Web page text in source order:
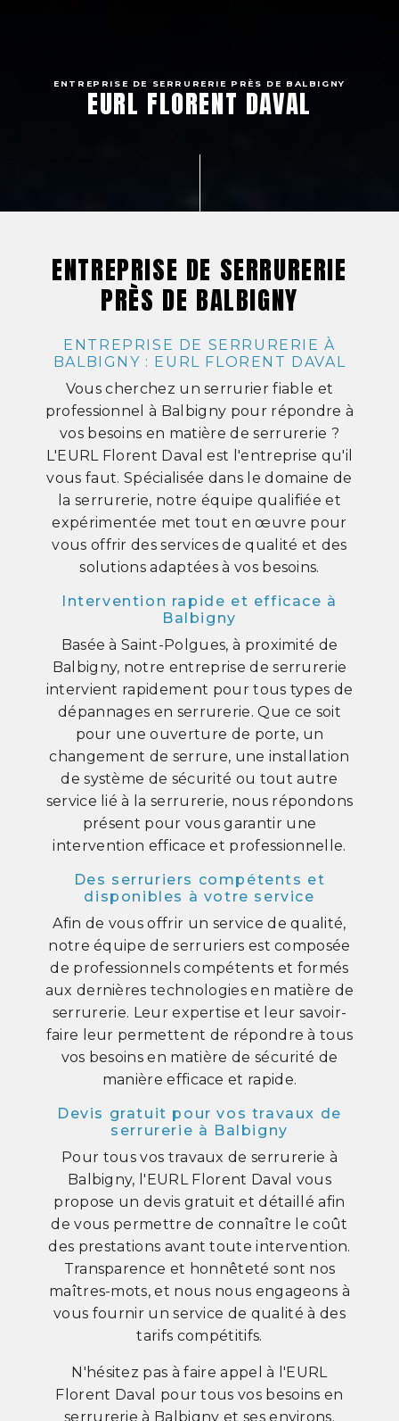
ENTREPRISE DE SERRURERIE PRÈS DE BALBIGNY
EURL FLORENT DAVAL
ENTREPRISE DE SERRURERIE
PRÈS DE BALBIGNY
ENTREPRISE DE SERRURERIE À
BALBIGNY : EURL FLORENT DAVAL
Vous cherchez un serrurier fiable et
professionnel à Balbigny pour répondre à
vos besoins en matière de serrurerie ?
L'EURL Florent Daval est l'entreprise qu'il
vous faut. Spécialisée dans le domaine de
la serrurerie, notre équipe qualifiée et
expérimentée met tout en œuvre pour
vous offrir des services de qualité et des
solutions adaptées à vos besoins.
Intervention rapide et efficace à
Balbigny
Basée à Saint-Polgues, à proximité de
Balbigny, notre entreprise de serrurerie
intervient rapidement pour tous types de
dépannages en serrurerie. Que ce soit
pour une ouverture de porte, un
changement de serrure, une installation
de système de sécurité ou tout autre
service lié à la serrurerie, nous répondons
présent pour vous garantir une
intervention efficace et professionnelle.
Des serruriers compétents et
disponibles à votre service
Afin de vous offrir un service de qualité,
notre équipe de serruriers est composée
de professionnels compétents et formés
aux dernières technologies en matière de
serrurerie. Leur expertise et leur savoir-
faire leur permettent de répondre à tous
vos besoins en matière de sécurité de
manière efficace et rapide.
Devis gratuit pour vos travaux de
serrurerie à Balbigny
Pour tous vos travaux de serrurerie à
Balbigny, l'EURL Florent Daval vous
propose un devis gratuit et détaillé afin
de vous permettre de connaître le coût
des prestations avant toute intervention.
Transparence et honnêteté sont nos
maîtres-mots, et nous nous engageons à
vous fournir un service de qualité à des
tarifs compétitifs.
N'hésitez pas à faire appel à l'EURL
Florent Daval pour tous vos besoins en
serrurerie à Balbigny et ses environs.